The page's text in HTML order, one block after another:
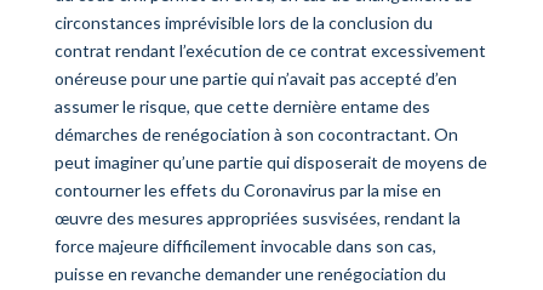
circonstances imprévisible lors de la conclusion du
contrat rendant l’exécution de ce contrat excessivement
onéreuse pour une partie qui n’avait pas accepté d’en
assumer le risque, que cette dernière entame des
démarches de renégociation à son cocontractant. On
peut imaginer qu’une partie qui disposerait de moyens de
contourner les effets du Coronavirus par la mise en
œuvre des mesures appropriées susvisées, rendant la
force majeure difficilement invocable dans son cas,
puisse en revanche demander une renégociation du